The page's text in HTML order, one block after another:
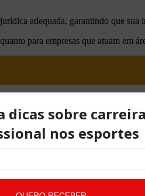
adequada, garantindo que
para empresas que atuam em
direito de imagem, contratos
para oferecer assessoria
em contato com a equipe para